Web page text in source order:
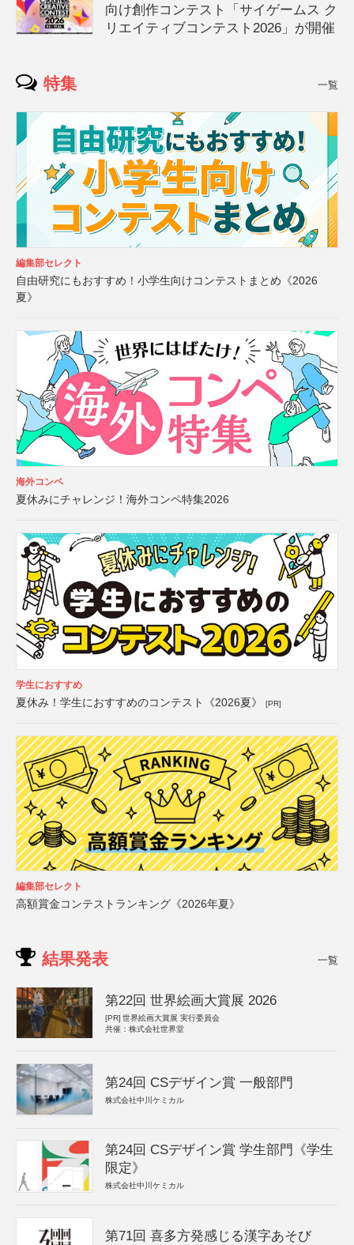
向け創作コンテスト「サイゲームス ク
リエイティブコンテスト2026」が開催
特集 一覧
編集部セレクト
自由研究にもおすすめ！小学生向けコンテストまとめ《2026
夏》
海外コンペ
夏休みにチャレンジ！海外コンペ特集2026
学生におすすめ
夏休み！学生におすすめのコンテスト《2026夏》 [PR]
編集部セレクト
高額賞金コンテストランキング《2026年夏》
結果発表 一覧
第22回 世界絵画大賞展 2026
[PR] 世界絵画大賞展 実行委員会
共催：株式会社世界堂
第24回 CSデザイン賞 一般部門
株式会社中川ケミカル
第24回 CSデザイン賞 学生部門《学生
限定》
株式会社中川ケミカル
第71回 喜多方発感じる漢字あそび